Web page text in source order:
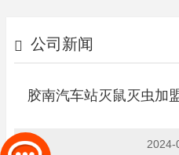
公司新闻
胶南汽车站灭鼠灭虫加
2024-